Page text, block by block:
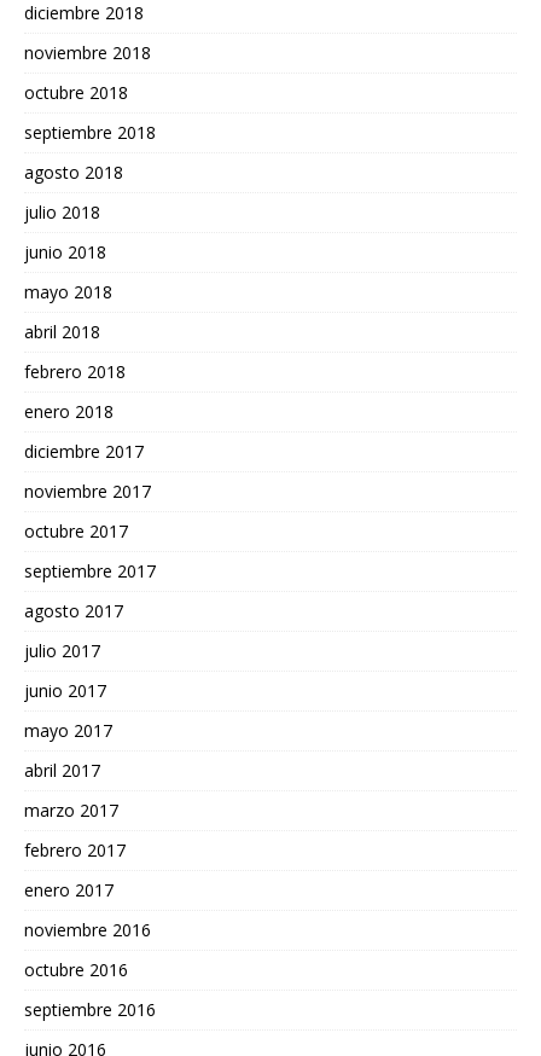
diciembre 2018
noviembre 2018
octubre 2018
septiembre 2018
agosto 2018
julio 2018
junio 2018
mayo 2018
abril 2018
febrero 2018
enero 2018
diciembre 2017
noviembre 2017
octubre 2017
septiembre 2017
agosto 2017
julio 2017
junio 2017
mayo 2017
abril 2017
marzo 2017
febrero 2017
enero 2017
noviembre 2016
octubre 2016
septiembre 2016
junio 2016